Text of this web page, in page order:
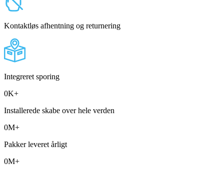
Kontaktløs afhentning og returnering
Integreret sporing
0K+
Installerede skabe over hele verden
0M+
Pakker leveret årligt
0M+